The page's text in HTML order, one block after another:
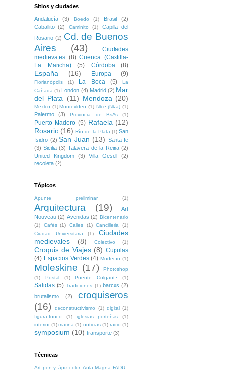
Sitios y ciudades
Andalucía (3) Boedo (1) Brasil
(2)
Caballito
(2) Caminito (1)
Capilla del
Rosario (2) Cd. de Buenos
Aires
(43)
Ciudades
medievales (8) Cuenca (Castilla-
La Mancha)
(5) Córdoba (8)
España (16) Europa (9)
Florianópolis (1) La Boca (5)
La
Cañada (1) London (4) Madrid (2) Mar
del Plata (11) Mendoza (20)
Mexico (1) Montevideo (1) Nice (Niza) (1)
Palermo (3) Provincia de BsAs (1)
Puerto Madero (5) Rafaela (12)
Rosario (16) Río de la Plata (1) San
Isidro (2) San Juan (13) Santa fe
(3) Sicilia (3) Talavera de la Reina (2)
United Kingdom
(3) Villa Gesell
(2)
recoleta (2)
Tópicos
Apunte preliminar (1)
Arquitectura (19)
Art
Nouveau (2) Avenidas (2) Bicentenario
(1)
Cafés (1) Calles (1) Cancilleria
(1)
Ciudad Universitaria
(1)
Ciudades
medievales
(8) Colectivo (1)
Croquis de Viajes (8) Cupulas
(4) Espacios Verdes (4) Moderno (1)
Moleskine (17)
Photoshop
(1)
Postal (1) Puente Colgante (1)
Salidas (5) Tradiciones (1) barcos (2)
brutalismo
(2)
croquiseros
(16)
deconstructivismo (1) digital
(1)
figura-fondo
(1) iglesias porteñas
(1)
interior (1) marina (1) noticias (1) radio (1)
symposium (10) transporte (3)
Técnicas
Art pen y lápiz color. Aula Magna FADU -